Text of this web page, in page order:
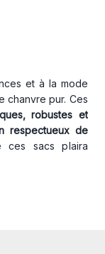
et à la mode
chanvre pur. Ces
robustes et
respectueux de
ces sacs plaira